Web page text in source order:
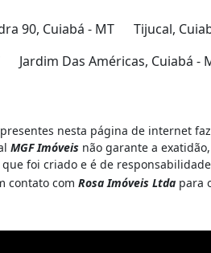
90, Cuiabá - MT Tijucal,
Jardim Das Américas, Cuiabá -
nesta página de internet
MGF Imóveis não garante a
foi criado e é de
contato com Rosa Imóveis Ltda para